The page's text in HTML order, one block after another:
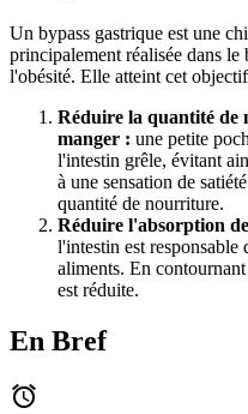
Un bypass gastrique est une
principalement réalisée dans le
l'obésité. Elle atteint cet
Réduire la quantité de
manger : une petite
l'intestin grêle, évitant
à une sensation de
quantité de nourriture.
Réduire l'absorption
l'intestin est responsable
aliments. En
est réduite.
En Bref
alarm